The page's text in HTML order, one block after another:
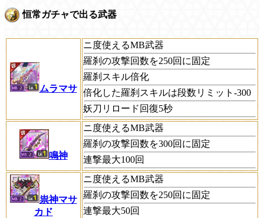
恒常ガチャで出る武器
ムラマサ
ニ度使えるMB武器
羅刹の攻撃回数を250回に固定
羅刹スキル倍化
倍化した羅刹スキルは段数リミット-300
妖刀リロード回復5秒
鳴神
ニ度使えるMB武器
羅刹の攻撃回数を300回に固定
連撃最大100回
祟神マサ
カド
ニ度使えるMB武器
羅刹の攻撃回数を250回に固定
連撃最大50回